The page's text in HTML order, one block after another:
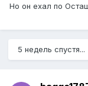
Но он ехал по
5 недель спустя...